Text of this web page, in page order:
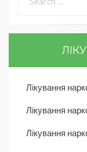
Лікування
Лікування
Лікування